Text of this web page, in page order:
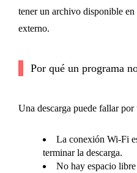
tener un archivo disponible
externo.
Por qué un programa
Una descarga puede fallar por
La conexión Wi‑Fi
terminar la descarga.
No hay espacio